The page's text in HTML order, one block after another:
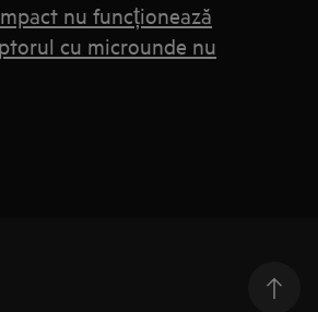
nu funcționează
cu microunde nu